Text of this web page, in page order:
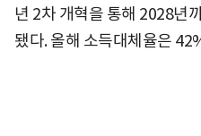
년 2차 개혁을 통해 2028년
됐다. 올해 소득대체율은